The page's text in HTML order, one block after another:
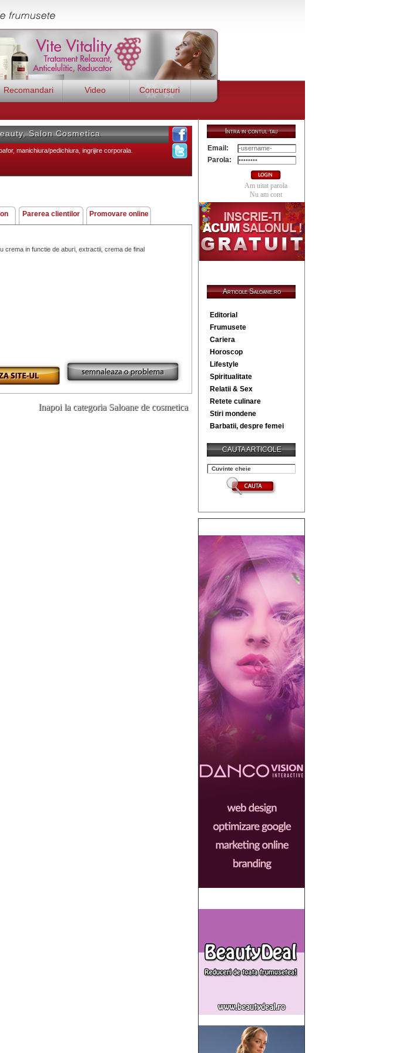
Recomandari Video Concursuri
Salon Cosmetica
manichiura/pedichiura, ingrijire corporala.
Parerea clientilor Promovare online
crema in functie de aburi, extractii, crema de final
Inapoi la categoria Saloane de cosmetica
Intra in contul tau
Email:
Parola:
Am uitat parola
Nu am cont
Articole Saloane.ro
Editorial
Frumusete
Cariera
Horoscop
Lifestyle
Spiritualitate
Relatii & Sex
Retete culinare
Stiri mondene
Barbatii, despre femei
CAUTA ARTICOLE